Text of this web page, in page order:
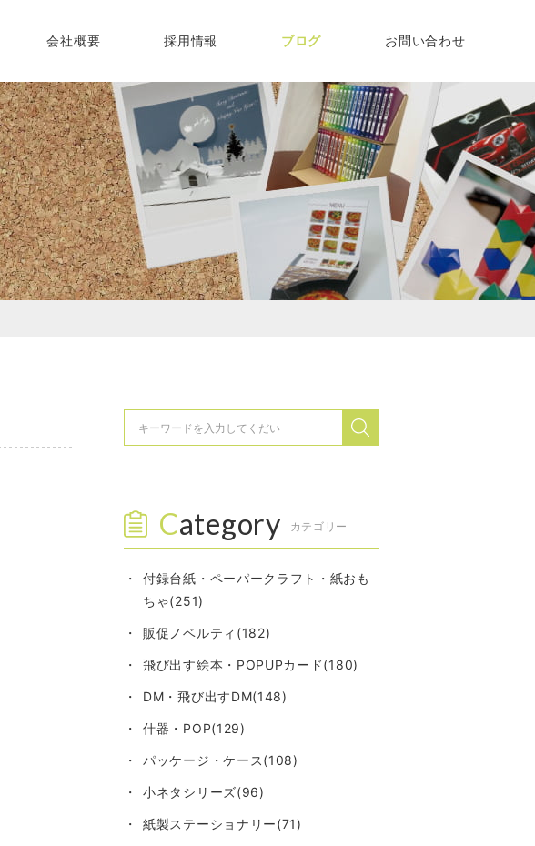
会社概要 採用情報 ブログ お問い合わせ
Category カテゴリー
付録台紙・ペーパークラフト・紙おも
ちゃ(251)
販促ノベルティ(182)
飛び出す絵本・POPUPカード(180)
DM・飛び出すDM(148)
什器・POP(129)
パッケージ・ケース(108)
小ネタシリーズ(96)
紙製ステーショナリー(71)